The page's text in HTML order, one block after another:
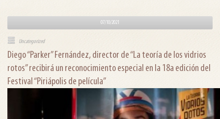
07/10/2021
Uncategorized
Diego “Parker” Fernández, director de “La teoría de los vidrios
rotos” recibirá un reconocimiento especial en la 18a edición del
Festival “Piriápolis de película”